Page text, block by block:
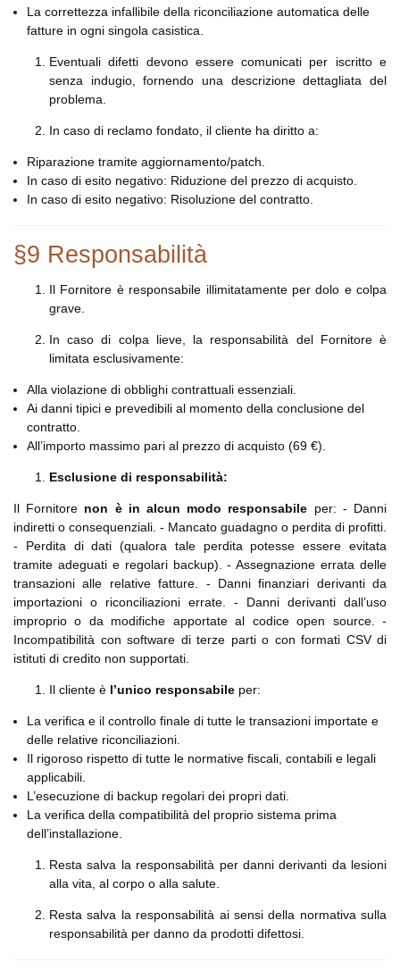
La correttezza infallibile della riconciliazione automatica delle
fatture in ogni singola casistica.
Eventuali difetti devono essere comunicati per iscritto e
senza indugio, fornendo una descrizione dettagliata del
problema.
In caso di reclamo fondato, il cliente ha diritto a:
Riparazione tramite aggiornamento/patch.
In caso di esito negativo: Riduzione del prezzo di acquisto.
In caso di esito negativo: Risoluzione del contratto.
§9 Responsabilità
Il Fornitore è responsabile illimitatamente per dolo e colpa
grave.
In caso di colpa lieve, la responsabilità del Fornitore è
limitata esclusivamente:
Alla violazione di obblighi contrattuali essenziali.
Ai danni tipici e prevedibili al momento della conclusione del
contratto.
All’importo massimo pari al prezzo di acquisto (69 €).
Esclusione di responsabilità:
Il Fornitore non è in alcun modo responsabile per: - Danni
indiretti o consequenziali. - Mancato guadagno o perdita di profitti.
- Perdita di dati (qualora tale perdita potesse essere evitata
tramite adeguati e regolari backup). - Assegnazione errata delle
transazioni alle relative fatture. - Danni finanziari derivanti da
importazioni o riconciliazioni errate. - Danni derivanti dall’uso
improprio o da modifiche apportate al codice open source. -
Incompatibilità con software di terze parti o con formati CSV di
istituti di credito non supportati.
Il cliente è l’unico responsabile per:
La verifica e il controllo finale di tutte le transazioni importate e
delle relative riconciliazioni.
Il rigoroso rispetto di tutte le normative fiscali, contabili e legali
applicabili.
L’esecuzione di backup regolari dei propri dati.
La verifica della compatibilità del proprio sistema prima
dell’installazione.
Resta salva la responsabilità per danni derivanti da lesioni
alla vita, al corpo o alla salute.
Resta salva la responsabilità ai sensi della normativa sulla
responsabilità per danno da prodotti difettosi.